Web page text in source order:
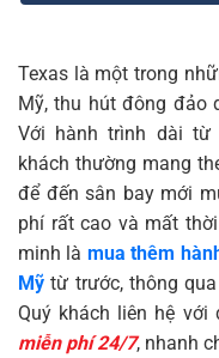
Texas là một trong
Mỹ, thu hút đông đảo
Với hành trình dài từ
khách thường mang
để đến sân bay mới
phí rất cao và mất
minh là mua thêm
Mỹ từ trước, thông
Quý khách liên hệ
miễn phí 24/7, nhanh